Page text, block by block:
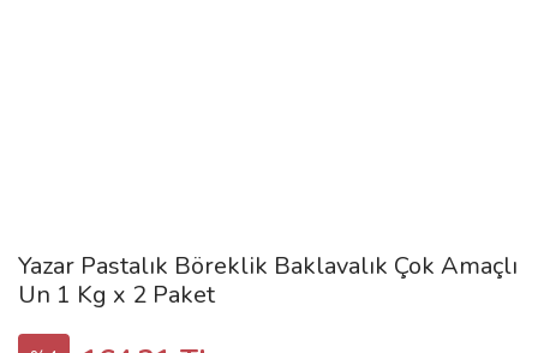
Yazar Pastalık Böreklik Baklavalık Çok Amaçlı
Un 1 Kg x 2 Paket